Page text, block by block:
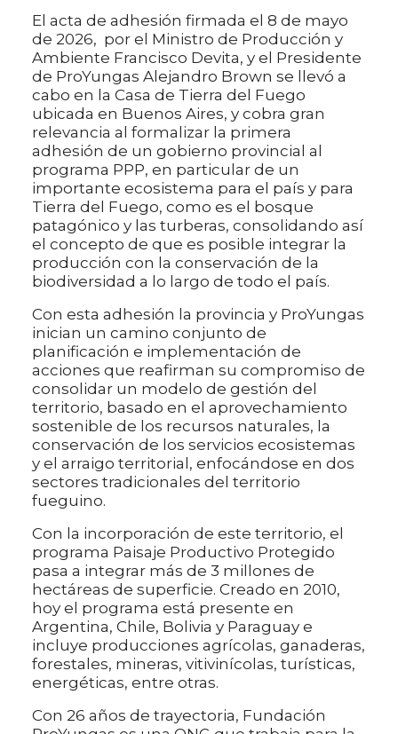
El acta de adhesión firmada el 8 de mayo
de 2026, por el Ministro de Producción y
Ambiente Francisco Devita, y el Presidente
de ProYungas Alejandro Brown se llevó a
cabo en la Casa de Tierra del Fuego
ubicada en Buenos Aires, y cobra gran
relevancia al formalizar la primera
adhesión de un gobierno provincial al
programa PPP, en particular de un
importante ecosistema para el país y para
Tierra del Fuego, como es el bosque
patagónico y las turberas, consolidando así
el concepto de que es posible integrar la
producción con la conservación de la
biodiversidad a lo largo de todo el país.
Con esta adhesión la provincia y ProYungas
inician un camino conjunto de
planificación e implementación de
acciones que reafirman su compromiso de
consolidar un modelo de gestión del
territorio, basado en el aprovechamiento
sostenible de los recursos naturales, la
conservación de los servicios ecosistemas
y el arraigo territorial, enfocándose en dos
sectores tradicionales del territorio
fueguino.
Con la incorporación de este territorio, el
programa Paisaje Productivo Protegido
pasa a integrar más de 3 millones de
hectáreas de superficie. Creado en 2010,
hoy el programa está presente en
Argentina, Chile, Bolivia y Paraguay e
incluye producciones agrícolas, ganaderas,
forestales, mineras, vitivinícolas, turísticas,
energéticas, entre otras.
Con 26 años de trayectoria, Fundación